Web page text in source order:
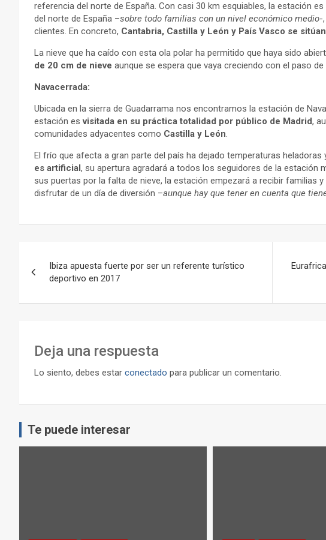
referencia del norte de España. Con casi 30 km esquiables, la estación
del norte de España –sobre todo familias con un nivel económico medio-
clientes. En concreto, Cantabria, Castilla y León y País Vasco se
La nieve que ha caído con esta ola polar ha permitido que haya sido
de 20 cm de nieve aunque se espera que vaya creciendo con el paso de
Navacerrada:
Ubicada en la sierra de Guadarrama nos encontramos la estación de
estación esvisitada en su práctica totalidad por público de Madrid,
comunidades adyacentes como Castilla y León.
El frío que afecta a gran parte del país ha dejado temperaturas heladoras
es artificial, su apertura agradará a todos los seguidores de la estación
sus puertas por la falta de nieve, la estación empezará a recibir familias
disfrutar de un día de diversión –aunque hay que tener en cuenta que
de
entradas
Ibiza apuesta fuerte por ser un referente turístico
deportivo en 2017
Deja una respuesta
Lo siento, debes estar conectado para publicar un comentario.
Te puede interesar